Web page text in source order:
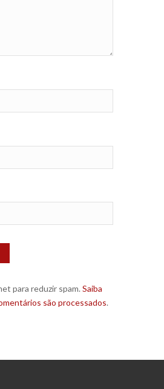
para reduzir spam. Saiba
são processados.